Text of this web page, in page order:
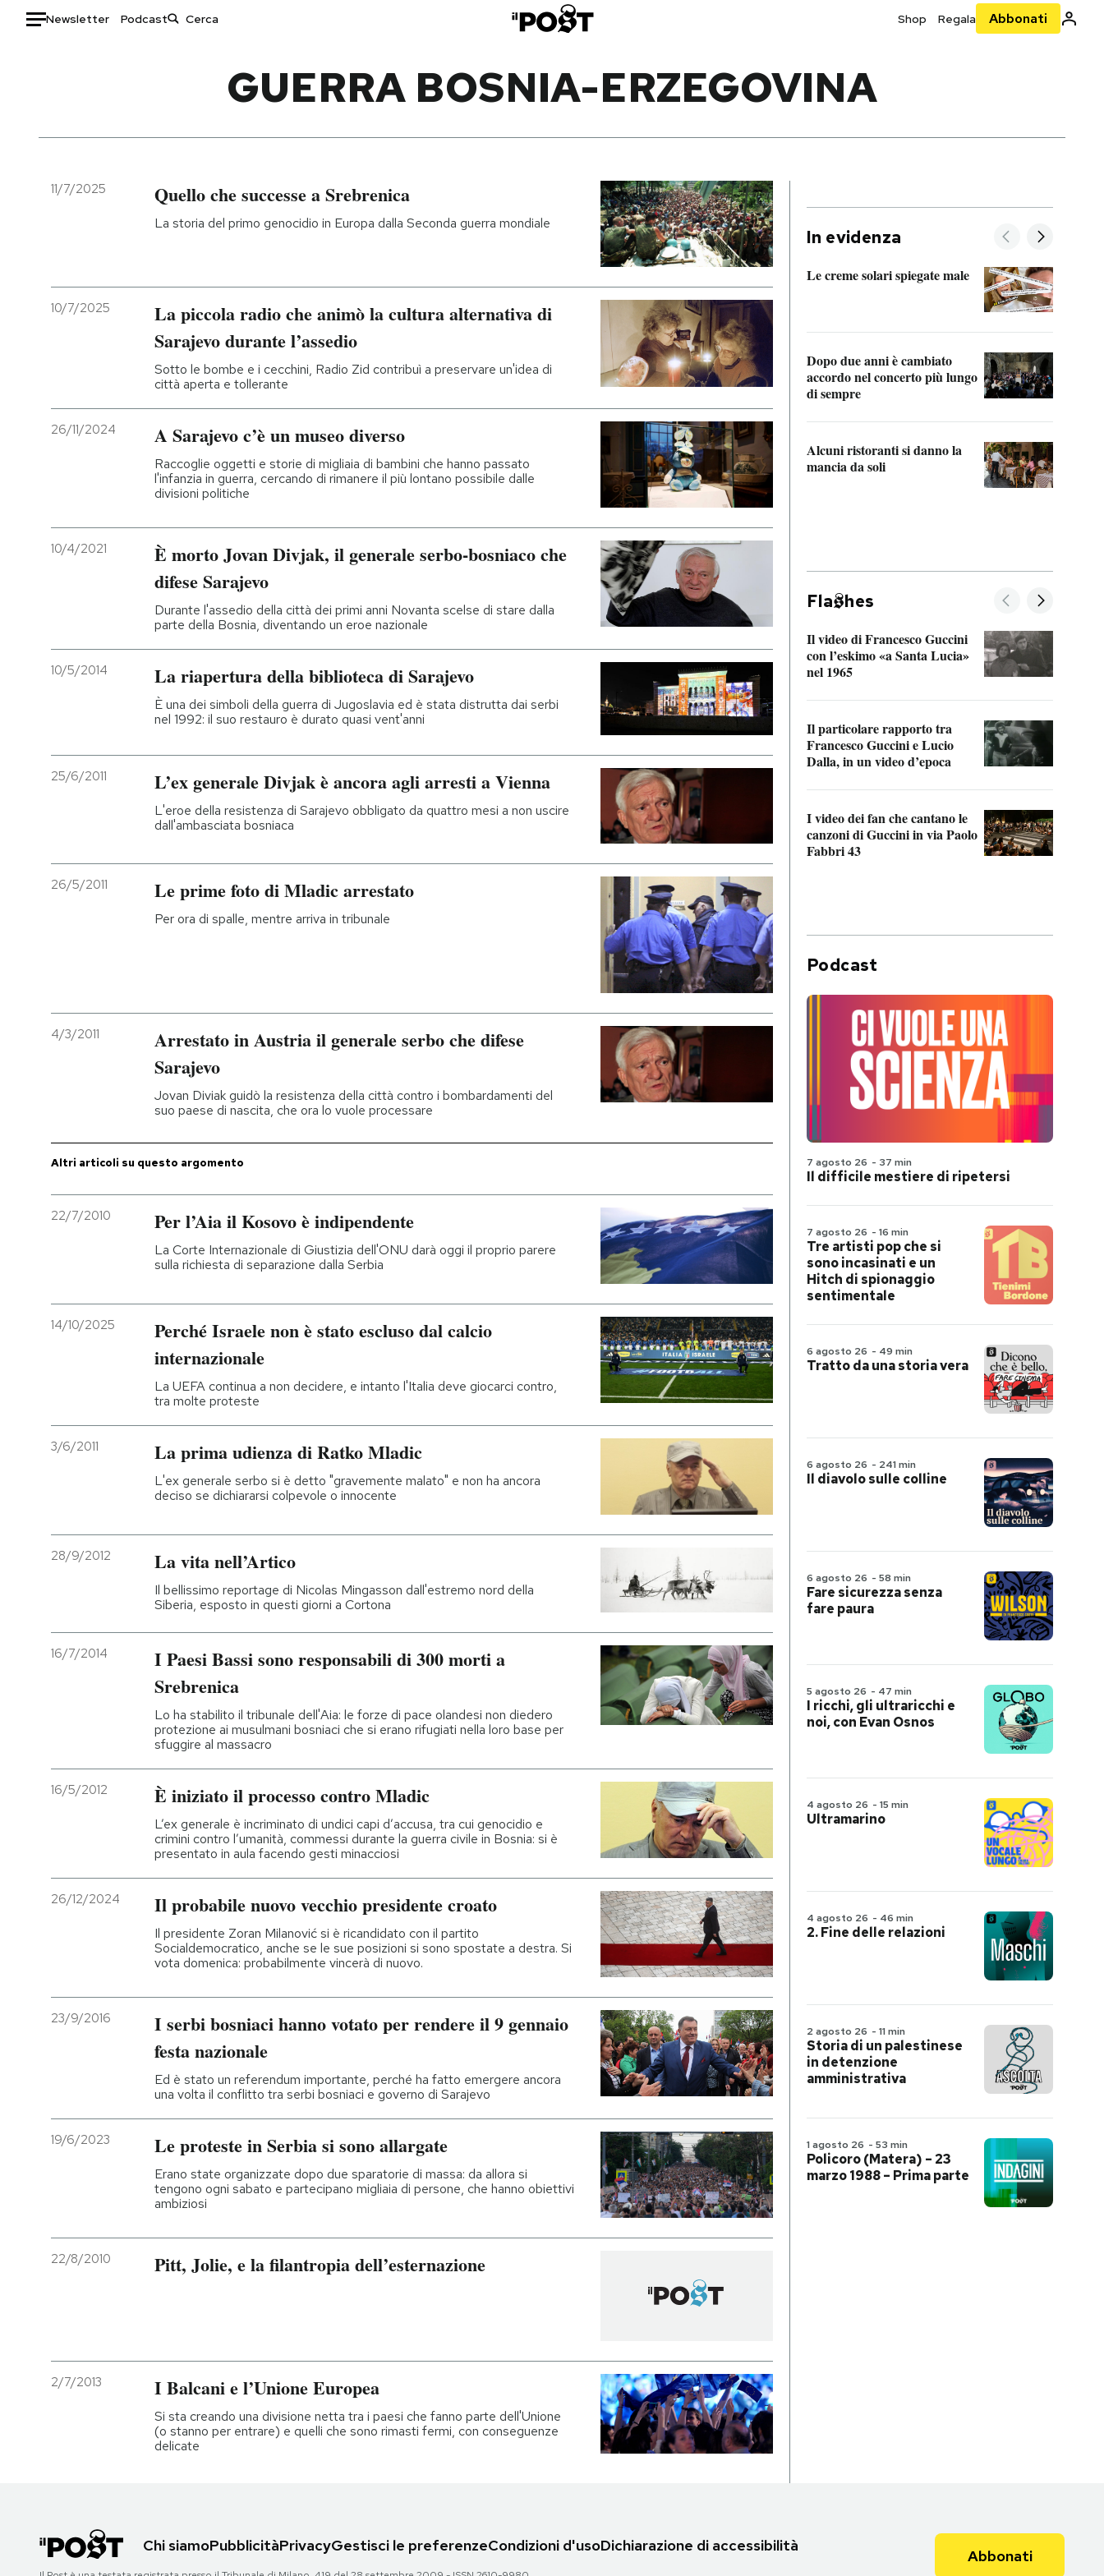
Newsletter Podcast Shop Regala Abbonati
Italia
Politica
Economia
Moda
Ok Boomer!
AREA PERSONALE
GUERRA BOSNIA-ERZEGOVINA
11/7/2025 Quello che successe a Srebrenica
La storia del primo genocidio in Europa dalla Seconda guerra mondiale
10/7/2025
La piccola radio che animò la cultura alternativa di
Sarajevo durante l’assedio
Sotto le bombe e i cecchini, Radio Zid contribuì a preservare un'idea di
città aperta e tollerante
26/11/2024 A Sarajevo c’è un museo diverso
Raccoglie oggetti e storie di migliaia di bambini che hanno passato
l'infanzia in guerra, cercando di rimanere il più lontano possibile dalle
divisioni politiche
10/4/2021
È morto Jovan Divjak, il generale serbo-bosniaco che
difese Sarajevo
Durante l'assedio della città dei primi anni Novanta scelse di stare dalla
parte della Bosnia, diventando un eroe nazionale
10/5/2014 La riapertura della biblioteca di Sarajevo
È una dei simboli della guerra di Jugoslavia ed è stata distrutta dai serbi
nel 1992: il suo restauro è durato quasi vent'anni
25/6/2011 L’ex generale Divjak è ancora agli arresti a Vienna
L'eroe della resistenza di Sarajevo obbligato da quattro mesi a non uscire
dall'ambasciata bosniaca
26/5/2011 Le prime foto di Mladic arrestato
Per ora di spalle, mentre arriva in tribunale
4/3/2011
Arrestato in Austria il generale serbo che difese
Sarajevo
Jovan Diviak guidò la resistenza della città contro i bombardamenti del
suo paese di nascita, che ora lo vuole processare
Altri articoli su questo argomento
22/7/2010 Per l’Aia il Kosovo è indipendente
La Corte Internazionale di Giustizia dell'ONU darà oggi il proprio parere
sulla richiesta di separazione dalla Serbia
14/10/2025
Perché Israele non è stato escluso dal calcio
internazionale
La UEFA continua a non decidere, e intanto l'Italia deve giocarci contro,
tra molte proteste
3/6/2011 La prima udienza di Ratko Mladic
L'ex generale serbo si è detto "gravemente malato" e non ha ancora
deciso se dichiararsi colpevole o innocente
28/9/2012 La vita nell’Artico
Il bellissimo reportage di Nicolas Mingasson dall'estremo nord della
Siberia, esposto in questi giorni a Cortona
16/7/2014
I Paesi Bassi sono responsabili di 300 morti a
Srebrenica
Lo ha stabilito il tribunale dell'Aia: le forze di pace olandesi non diedero
protezione ai musulmani bosniaci che si erano rifugiati nella loro base per
sfuggire al massacro
16/5/2012 È iniziato il processo contro Mladic
L’ex generale è incriminato di undici capi d’accusa, tra cui genocidio e
crimini contro l’umanità, commessi durante la guerra civile in Bosnia: si è
presentato in aula facendo gesti minacciosi
26/12/2024 Il probabile nuovo vecchio presidente croato
Il presidente Zoran Milanović si è ricandidato con il partito
Socialdemocratico, anche se le sue posizioni si sono spostate a destra. Si
vota domenica: probabilmente vincerà di nuovo.
23/9/2016
I serbi bosniaci hanno votato per rendere il 9 gennaio
festa nazionale
Ed è stato un referendum importante, perché ha fatto emergere ancora
una volta il conflitto tra serbi bosniaci e governo di Sarajevo
19/6/2023 Le proteste in Serbia si sono allargate
Erano state organizzate dopo due sparatorie di massa: da allora si
tengono ogni sabato e partecipano migliaia di persone, che hanno obiettivi
ambiziosi
22/8/2010 Pitt, Jolie, e la filantropia dell’esternazione
2/7/2013 I Balcani e l’Unione Europea
Si sta creando una divisione netta tra i paesi che fanno parte dell'Unione
(o stanno per entrare) e quelli che sono rimasti fermi, con conseguenze
delicate
In evidenza
Le creme solari spiegate male
Dopo due anni è cambiato
accordo nel concerto più lungo
di sempre
Alcuni ristoranti si danno la
mancia da soli
Fla hes
Il video di Francesco Guccini
con l’eskimo «a Santa Lucia»
nel 1965
Il particolare rapporto tra
Francesco Guccini e Lucio
Dalla, in un video d’epoca
I video dei fan che cantano le
canzoni di Guccini in via Paolo
Fabbri 43
Podcast
7 agosto 26 - 37 min
Il difficile mestiere di ripetersi
7 agosto 26 - 16 min
Tre artisti pop che si
sono incasinati e un
Hitch di spionaggio
sentimentale
6 agosto 26 - 49 min
Tratto da una storia vera
6 agosto 26 - 241 min
Il diavolo sulle colline
6 agosto 26 - 58 min
Fare sicurezza senza
fare paura
5 agosto 26 - 47 min
I ricchi, gli ultraricchi e
noi, con Evan Osnos
4 agosto 26 - 15 min
Ultramarino
4 agosto 26 - 46 min
2. Fine delle relazioni
2 agosto 26 - 11 min
Storia di un palestinese
in detenzione
amministrativa
1 agosto 26 - 53 min
Policoro (Matera) – 23
marzo 1988 – Prima parte
Chi siamoPubblicitàPrivacyGestisci le preferenzeCondizioni d'usoDichiarazione di accessibilità
Abbonati